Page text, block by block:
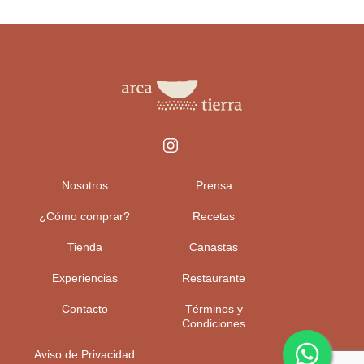
Nosotros Prensa
¿Cómo comprar? Recetas
Tienda Canastas
Experiencias Restaurante
Contacto
Términos y
Condiciones
Aviso de Privacidad